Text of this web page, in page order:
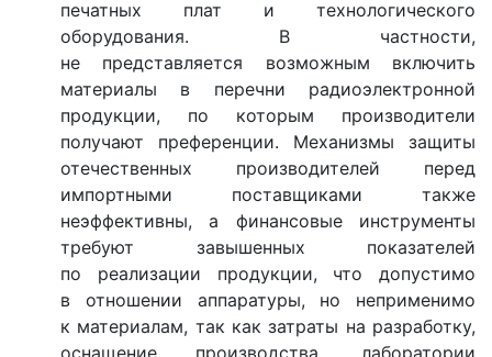
печатных плат и технологического
оборудования. В частности,
не представляется возможным включить
материалы в перечни радиоэлектронной
продукции, по которым производители
получают преференции. Механизмы защиты
отечественных производителей перед
импортными поставщиками также
неэффективны, а финансовые инструменты
требуют завышенных показателей
по реализации продукции, что допустимо
в отношении аппаратуры, но неприменимо
к материалам, так как затраты на разработку,
оснащение производства, лаборатории